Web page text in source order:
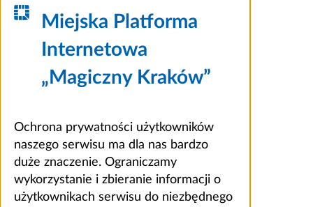
Miejska Platforma
Internetowa
„Magiczny Kraków”
Ochrona prywatności użytkowników
naszego serwisu ma dla nas bardzo
duże znaczenie. Ograniczamy
wykorzystanie i zbieranie informacji o
użytkownikach serwisu do niezbędnego